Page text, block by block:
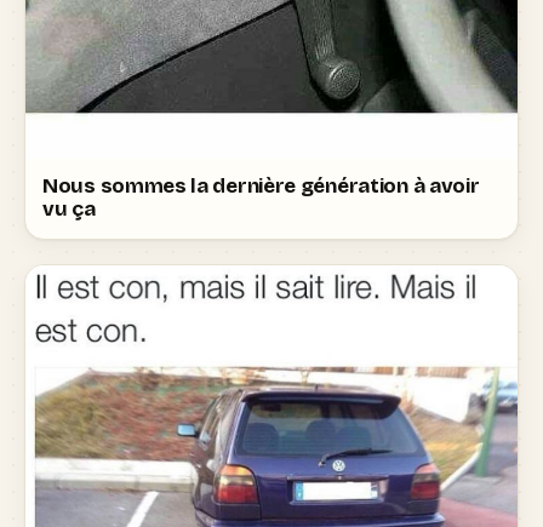
Nous sommes la dernière génération à avoir
vu ça